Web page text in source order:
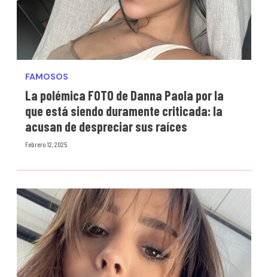
FAMOSOS
La polémica FOTO de Danna Paola por la
que está siendo duramente criticada: la
acusan de despreciar sus raíces
Febrero 12, 2025